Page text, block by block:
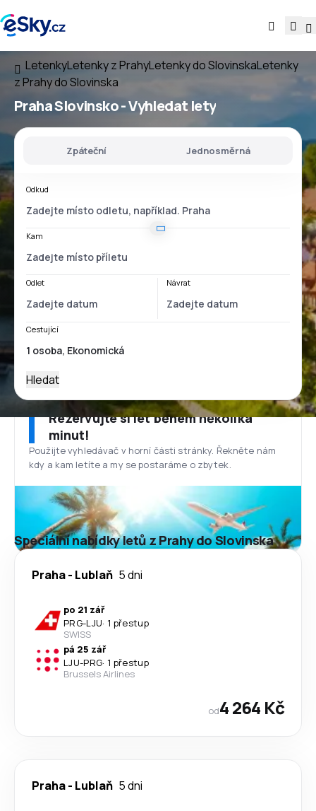
LetenkyLetenky z PrahyLetenky do SlovinskaLetenky
z Prahy do Slovinska
Praha Slovinsko- Vyhledat lety
Zpáteční Jednosměrná
Odkud
Kam
Odlet Návrat
Cestující
Hledat
Rezervujte si let během několika
minut!
Použijte vyhledávač v horní části stránky. Řekněte nám
kdy a kam letíte a my se postaráme o zbytek.
Speciální nabídky letů z Prahy do Slovinska
Praha- Lublaň 5 dni
po 21 zář
PRG-LJU· 1 přestup
SWISS
pá 25 zář
LJU-PRG· 1 přestup
Brussels Airlines
od4 264 Kč
Praha- Lublaň 5 dni